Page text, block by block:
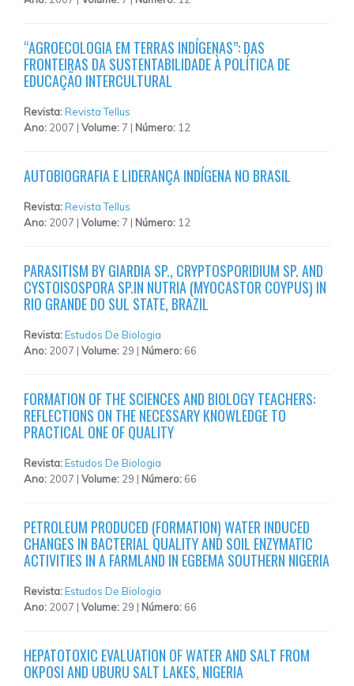
“AGROECOLOGIA EM TERRAS INDÍGENAS”: DAS
FRONTEIRAS DA SUSTENTABILIDADE À POLÍTICA DE
EDUCAÇÃO INTERCULTURAL
Revista:Revista Tellus
Ano: 2007 | Volume: 7 | Número: 12
AUTOBIOGRAFIA E LIDERANÇA INDÍGENA NO BRASIL
Revista:Revista Tellus
Ano: 2007 | Volume: 7 | Número: 12
PARASITISM BY GIARDIA SP., CRYPTOSPORIDIUM SP. AND
CYSTOISOSPORA SP.IN NUTRIA (MYOCASTOR COYPUS) IN
RIO GRANDE DO SUL STATE, BRAZIL
Revista:Estudos De Biologia
Ano: 2007 | Volume: 29 | Número: 66
FORMATION OF THE SCIENCES AND BIOLOGY TEACHERS:
REFLECTIONS ON THE NECESSARY KNOWLEDGE TO
PRACTICAL ONE OF QUALITY
Revista:Estudos De Biologia
Ano: 2007 | Volume: 29 | Número: 66
PETROLEUM PRODUCED (FORMATION) WATER INDUCED
CHANGES IN BACTERIAL QUALITY AND SOIL ENZYMATIC
ACTIVITIES IN A FARMLAND IN EGBEMA SOUTHERN NIGERIA
Revista:Estudos De Biologia
Ano: 2007 | Volume: 29 | Número: 66
HEPATOTOXIC EVALUATION OF WATER AND SALT FROM
OKPOSI AND UBURU SALT LAKES, NIGERIA